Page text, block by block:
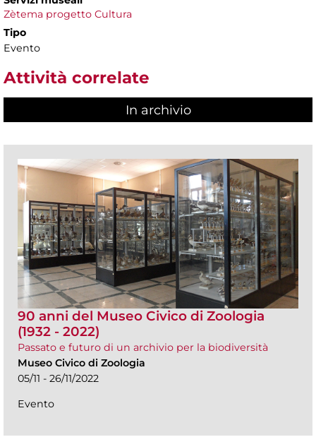
Zètema progetto Cultura
Tipo
Evento
Attività correlate
In archivio
90 anni del Museo Civico di Zoologia
(1932 - 2022)
Passato e futuro di un archivio per la biodiversità
Museo Civico di Zoologia
05/11 - 26/11/2022
Evento